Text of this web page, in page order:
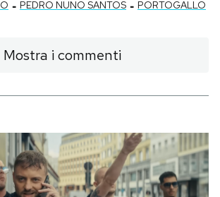
- PEDRO NUNO SANTOS - PORTOGALLO
Mostra i commenti